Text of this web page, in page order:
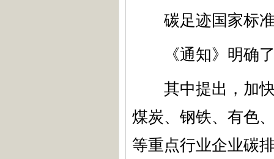
碳足迹国家标
《通知》明确了
其中提出，加快
煤炭、钢铁、有色
等重点行业企业碳